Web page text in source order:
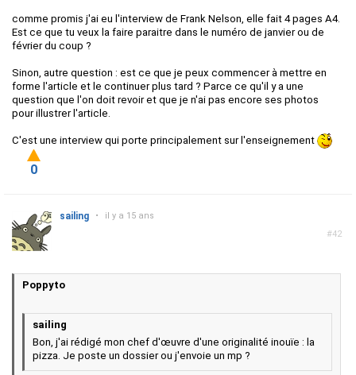
comme promis j'ai eu l'interview de Frank Nelson, elle fait 4 pages A4.
Est ce que tu veux la faire paraitre dans le numéro de janvier ou de
février du coup ?
Sinon, autre question : est ce que je peux commencer à mettre en
forme l'article et le continuer plus tard ? Parce ce qu'il y a une
question que l'on doit revoir et que je n'ai pas encore ses photos
pour illustrer l'article.
C'est une interview qui porte principalement sur l'enseignement
0
#42
sailing • il y a 15 ans
Poppyto
sailing
Bon, j'ai rédigé mon chef d'œuvre d'une originalité inouïe : la
pizza. Je poste un dossier ou j'envoie un mp ?